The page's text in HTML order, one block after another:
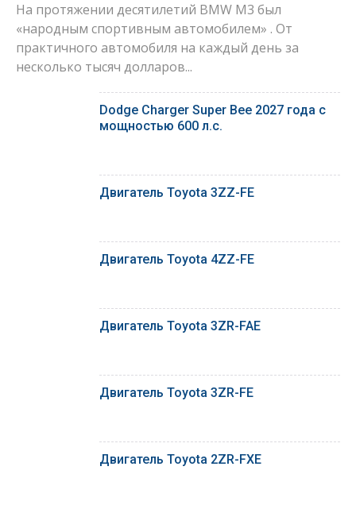
На протяжении десятилетий BMW M3 был
«народным спортивным автомобилем» . От
практичного автомобиля на каждый день за
несколько тысяч долларов...
Dodge Charger Super Bee 2027 года с
мощностью 600 л.с.
Двигатель Toyota 3ZZ-FE
Двигатель Toyota 4ZZ-FE
Двигатель Toyota 3ZR-FAE
Двигатель Toyota 3ZR-FE
Двигатель Toyota 2ZR-FXE